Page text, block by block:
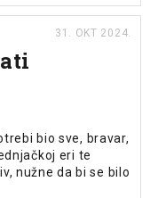
31. OKT 2024.
bio sve, bravar,
eri te
nužne da bi se bilo